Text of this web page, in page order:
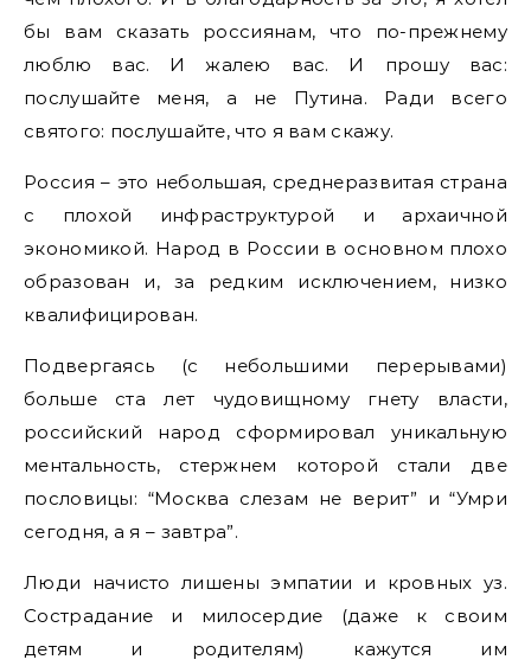
бы вам сказать россиянам, что по-прежнему
люблю вас. И жалею вас. И прошу вас:
послушайте меня, а не Путина. Ради всего
святого: послушайте, что я вам скажу.
Россия – это небольшая, среднеразвитая страна
с плохой инфраструктурой и архаичной
экономикой. Народ в России в основном плохо
образован и, за редким исключением, низко
квалифицирован.
Подвергаясь (с небольшими перерывами)
больше ста лет чудовищному гнету власти,
российский народ сформировал уникальную
ментальность, стержнем которой стали две
пословицы: “Москва слезам не верит” и “Умри
сегодня, а я – завтра”.
Люди начисто лишены эмпатии и кровных уз.
Сострадание и милосердие (даже к своим
детям и родителям) кажутся им